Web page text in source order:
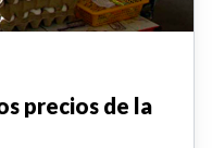
precios de la